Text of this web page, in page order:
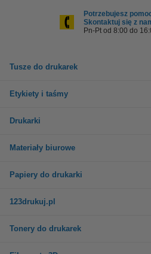
Potrzebujesz
Skontaktuj się z
Pn-Pt od 8:00 do
Tusze do drukarek
Etykiety i taśmy
Drukarki
Materiały biurowe
Papiery do drukarki
123drukuj.pl
Tonery do drukarek